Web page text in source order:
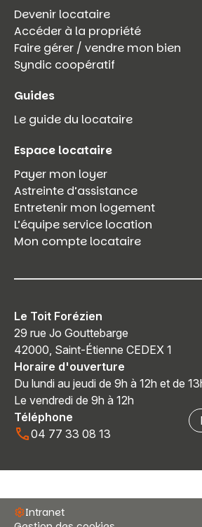
Devenir locataire
Accéder à la propriété
Faire gérer / vendre mon bien
Syndic coopératif
Guides
Le guide du locataire
Espace locataire
Payer mon loyer
Astreinte d’assistance
Entretenir mon logement
L’équipe service location
Mon compte locataire
Le Toit Forézien
29 rue Jo Gouttebarge
42000, Saint-Étienne CEDEX 1
Horaire d'ouverture
Du lundi au jeudi de 9h à 12h et de
Le vendredi de 9h à 12h
Téléphone
04 77 33 08 13
Intranet